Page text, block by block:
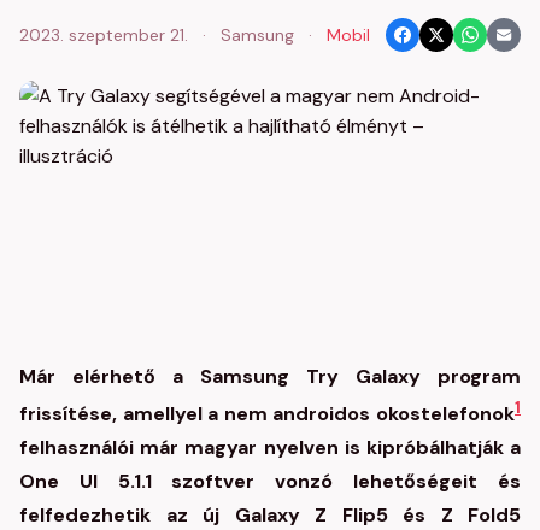
2023. szeptember 21. · Samsung · Mobil
Már elérhető a Samsung Try Galaxy program
frissítése, amellyel a nem androidos okostelefonok1
felhasználói már magyar nyelven is kipróbálhatják a
One UI 5.1.1 szoftver vonzó lehetőségeit és
felfedezhetik az új Galaxy Z Flip5 és Z Fold5